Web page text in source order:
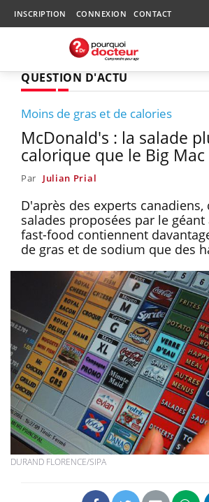
INSCRIPTION CONNEXION CONTACT
QUESTION D'ACTU
Moins de gras et de calories
McDonald's : la salade
calorique que le Big Mac
Par Julian Prial
D'après des experts canadiens,
salades proposées par le
fast-food contiennent
de gras et de sodium que des
DURAND FLORENCE/SIPA